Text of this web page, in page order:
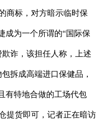
商标，对方暗示临时保
成为一个所谓的“国际保
诈，该担任人称，上述
拆成高端进口保健品，
有特地合做的工场代包
提货即可，记者正在暗访